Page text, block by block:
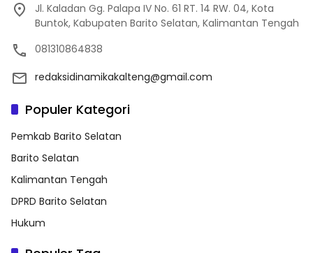
Jl. Kaladan Gg. Palapa IV No. 61 RT. 14 RW. 04, Kota
Buntok, Kabupaten Barito Selatan, Kalimantan Tengah
081310864838
redaksidinamikakalteng@gmail.com
Populer Kategori
Pemkab Barito Selatan
Barito Selatan
Kalimantan Tengah
DPRD Barito Selatan
Hukum